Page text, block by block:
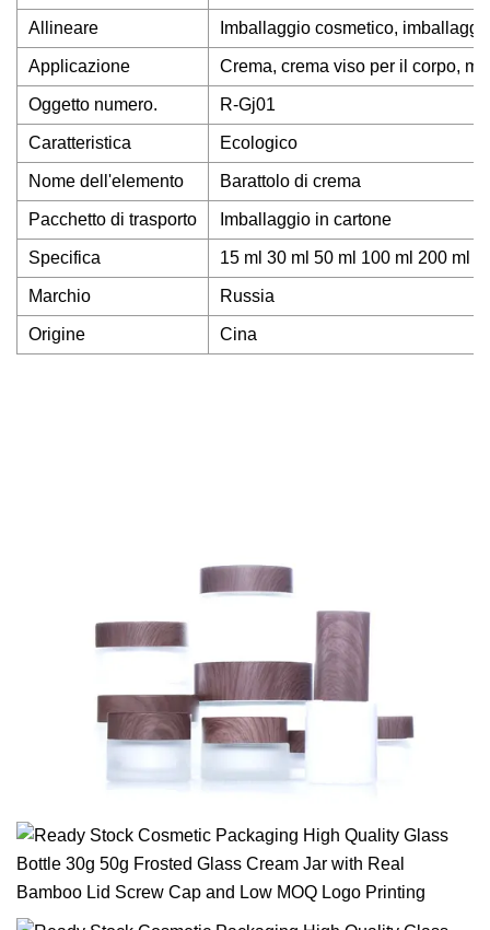
Allineare Imballaggio cosmetico,
Applicazione Crema, crema viso per il corpo,
Oggetto numero. R-Gj01
Caratteristica Ecologico
Nome dell'elemento Barattolo di crema
Pacchetto di trasporto Imballaggio in cartone
Specifica 15 ml 30 ml 50 ml 100 ml 200 ml
Marchio Russia
Origine Cina